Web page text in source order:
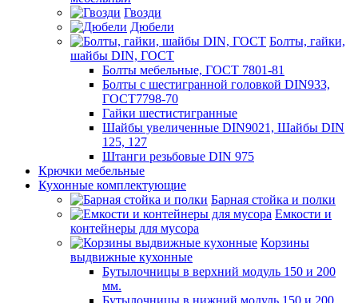
Гвозди
Дюбели
Болты, гайки,
шайбы DIN, ГОСТ
Болты мебельные, ГОСТ 7801-81
Болты с шестигранной головкой DIN933,
ГОСТ7798-70
Гайки шестистигранные
Шайбы увеличенные DIN9021, Шайбы DIN
125, 127
Штанги резьбовые DIN 975
Крючки мебельные
Кухонные комплектующие
Барная стойка и полки
Емкости и
контейнеры для мусора
Корзины
выдвижные кухонные
Бутылочницы в верхний модуль 150 и 200
мм.
Бутылочницы в нижний модуль 150 и 200